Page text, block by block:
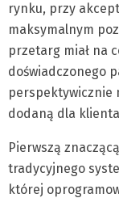
rynku, przy
maksymalnym
przetarg miał na
doświadczonego
perspektywicznie
dodaną dla
Pierwszą
tradycyjnego
której